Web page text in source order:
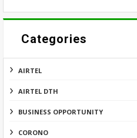
Categories
AIRTEL
AIRTEL DTH
BUSINESS OPPORTUNITY
CORONO